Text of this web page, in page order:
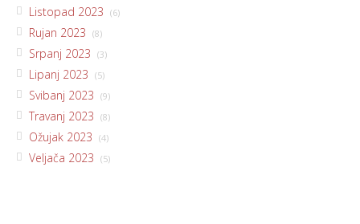
Listopad 2023 (6)
Rujan 2023 (8)
Srpanj 2023 (3)
Lipanj 2023 (5)
Svibanj 2023 (9)
Travanj 2023 (8)
Ožujak 2023 (4)
Veljača 2023 (5)